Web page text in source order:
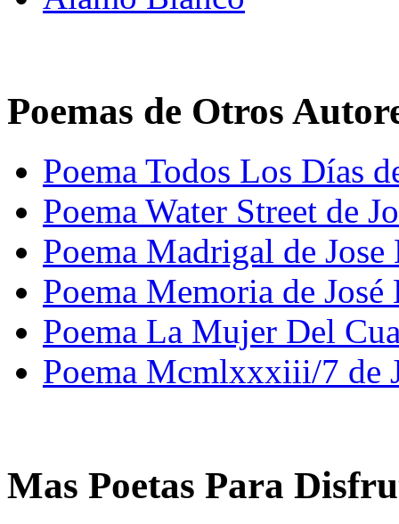
Poemas de Otros
Poema Todos Los Días
Poema Water Street de
Poema Madrigal de
Poema Memoria de
Poema La Mujer Del
Poema Mcmlxxxiii/7 de
Mas Poetas Para